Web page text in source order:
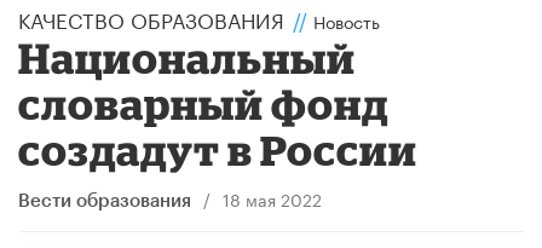
КАЧЕСТВО ОБРАЗОВАНИЯ // Новость
Национальный
словарный фонд
создадут в России
Вести образования / 18 мая 2022